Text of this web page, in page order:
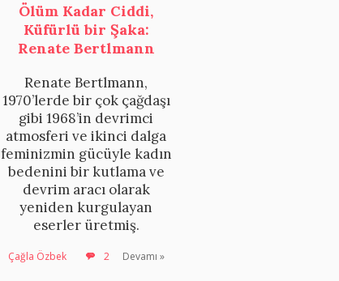
Ölüm Kadar Ciddi,
Küfürlü bir Şaka:
Renate Bertlmann
Renate Bertlmann,
1970’lerde bir çok çağdaşı
gibi 1968’in devrimci
atmosferi ve ikinci dalga
feminizmin gücüyle kadın
bedenini bir kutlama ve
devrim aracı olarak
yeniden kurgulayan
eserler üretmiş.
Çağla Özbek 2 Devamı »